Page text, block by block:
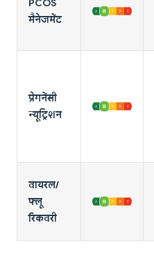
PCOS
मैनेजमेंट
प्रेगनेंसी
न्यूट्रिशन
वायरल/
फ्लू
रिकवरी